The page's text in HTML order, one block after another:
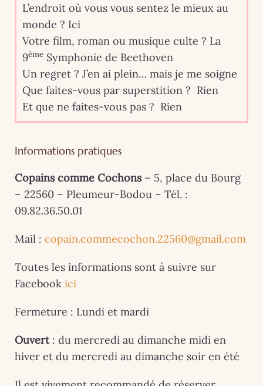
L’endroit où vous vous sentez le mieux au
monde ? Ici
Votre film, roman ou musique culte ? La
9ème Symphonie de Beethoven
Un regret ? J’en ai plein… mais je me soigne
Que faites-vous par superstition ? Rien
Et que ne faites-vous pas ? Rien
Informations pratiques
Copains comme Cochons – 5, place du Bourg
– 22560 – Pleumeur-Bodou – Tél. :
09.82.36.50.01
Mail : copain.commecochon.22560@gmail.com
Toutes les informations sont à suivre sur
Facebook ici
Fermeture : Lundi et mardi
Ouvert: du mercredi au dimanche midi en
hiver et du mercredi au dimanche soir en été